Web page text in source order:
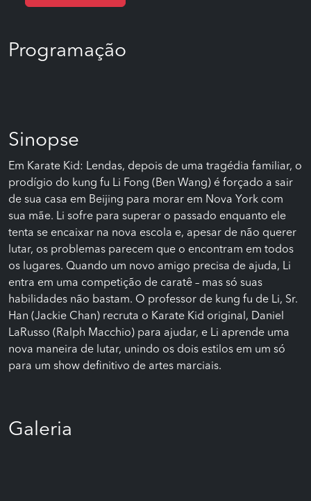
Programação
Sinopse
Em Karate Kid: Lendas, depois de uma tragédia familiar, o
prodígio do kung fu Li Fong (Ben Wang) é forçado a sair
de sua casa em Beijing para morar em Nova York com
sua mãe. Li sofre para superar o passado enquanto ele
tenta se encaixar na nova escola e, apesar de não querer
lutar, os problemas parecem que o encontram em todos
os lugares. Quando um novo amigo precisa de ajuda, Li
entra em uma competição de caratê – mas só suas
habilidades não bastam. O professor de kung fu de Li, Sr.
Han (Jackie Chan) recruta o Karate Kid original, Daniel
LaRusso (Ralph Macchio) para ajudar, e Li aprende uma
nova maneira de lutar, unindo os dois estilos em um só
para um show definitivo de artes marciais.
Galeria